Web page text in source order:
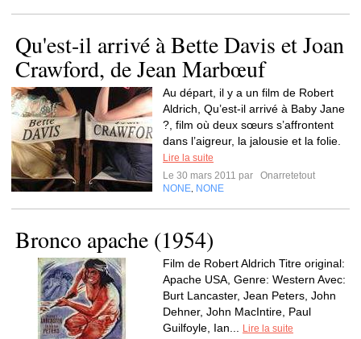
Qu'est-il arrivé à Bette Davis et Joan
Crawford, de Jean Marbœuf
Au départ, il y a un film de Robert
Aldrich, Qu’est-il arrivé à Baby Jane
?, film où deux sœurs s’affrontent
dans l’aigreur, la jalousie et la folie.
Lire la suite
Le 30 mars 2011 par
Onarretetout
NONE NONE
Bronco apache (1954)
Film de Robert Aldrich Titre original:
Apache USA, Genre: Western Avec:
Burt Lancaster, Jean Peters, John
Dehner, John MacIntire, Paul
Guilfoyle, Ian...
Lire la suite